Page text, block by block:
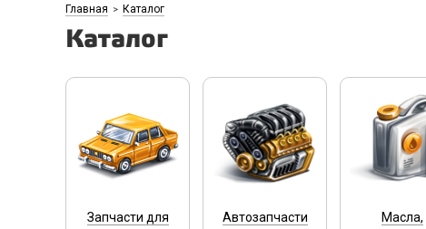
Главная > Каталог
Каталог
Запчасти для
Автозапчасти
Масла,